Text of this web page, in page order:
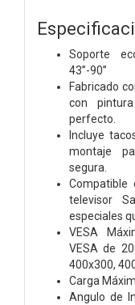
Soporte
43”-90”
Fabricado
con
perfecto.
Incluye
montaje
segura.
televisor
especiales
VESA
VESA de
400x300,
Carga
Angulo de